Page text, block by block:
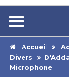
Accueil
Divers
Microphone